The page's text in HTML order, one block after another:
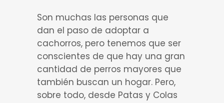
Son muchas las personas que
dan el paso de adoptar a
cachorros, pero tenemos que ser
conscientes de que hay una gran
cantidad de perros mayores que
también buscan un hogar. Pero,
sobre todo, desde Patas y Colas